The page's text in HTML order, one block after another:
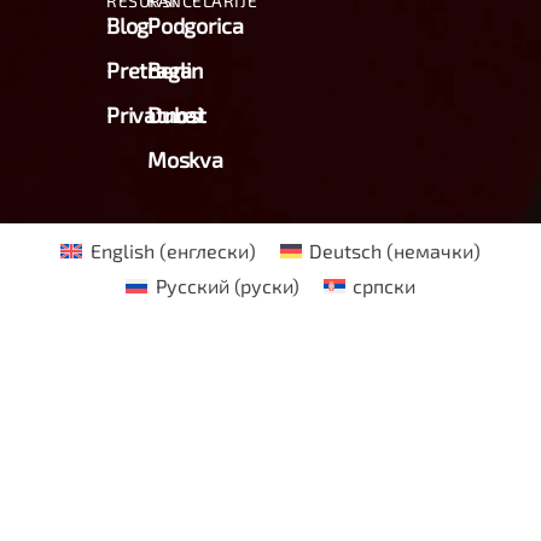
Blog
Pretraga
Privatnost
Podgorica
Berlin
Dubai
Moskva
English (енглески) Deutsch (немачки)
Русский (руски) српски